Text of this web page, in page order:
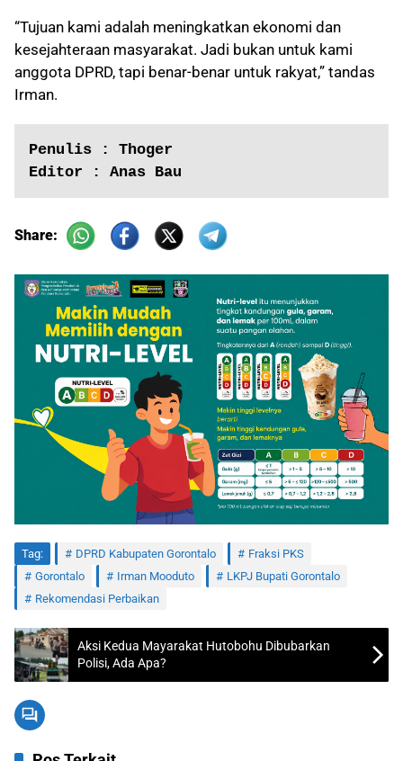
“Tujuan kami adalah meningkatkan ekonomi dan
kesejahteraan masyarakat. Jadi bukan untuk kami
anggota DPRD, tapi benar-benar untuk rakyat,” tandas
Irman.
Penulis : Thoger
Editor : Anas Bau
Share:
Tag: DPRD Kabupaten Gorontalo
Fraksi PKS
Gorontalo
Irman Mooduto
LKPJ Bupati Gorontalo
Rekomendasi Perbaikan
Aksi Kedua Mayarakat Hutobohu Dibubarkan
Polisi, Ada Apa?